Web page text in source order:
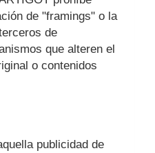
de "framings" o la
de
que alteren el
o contenidos
publicidad de